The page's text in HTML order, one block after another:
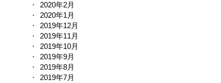
2020年2月
2020年1月
2019年12月
2019年11月
2019年10月
2019年9月
2019年8月
2019年7月